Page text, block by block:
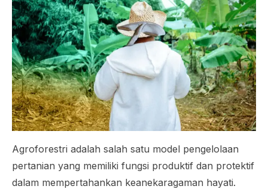
Agroforestri adalah salah satu model pengelolaan
pertanian yang memiliki fungsi produktif dan protektif
dalam mempertahankan keanekaragaman hayati.